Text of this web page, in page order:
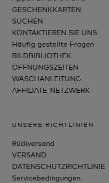
GESCHENKKARTEN
SUCHEN
KONTAKTIEREN SIE UNS
Häufig gestellte Fragen
BILDBIBLIOTHEK
ÖFFNUNGSZEITEN
WASCHANLEITUNG
AFFILIATE-NETZWERK
UNSERE RICHTLINIEN
Rückversand
VERSAND
DATENSCHUTZRICHTLINIE
Servicebedingungen